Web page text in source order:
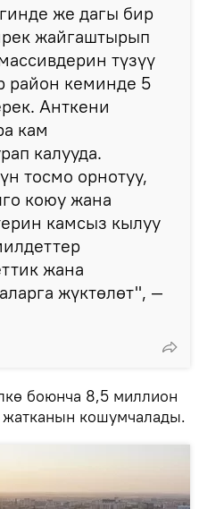
же дагы бир
жайгаштырып
түзүү
район кеминде 5
Анткени
кам
калууда.
тосмо орнотуу,
коюу жана
камсыз кылуу
жана
жүктөлөт", —
боюнча 8,5 миллион
жатканын кошумчалады.